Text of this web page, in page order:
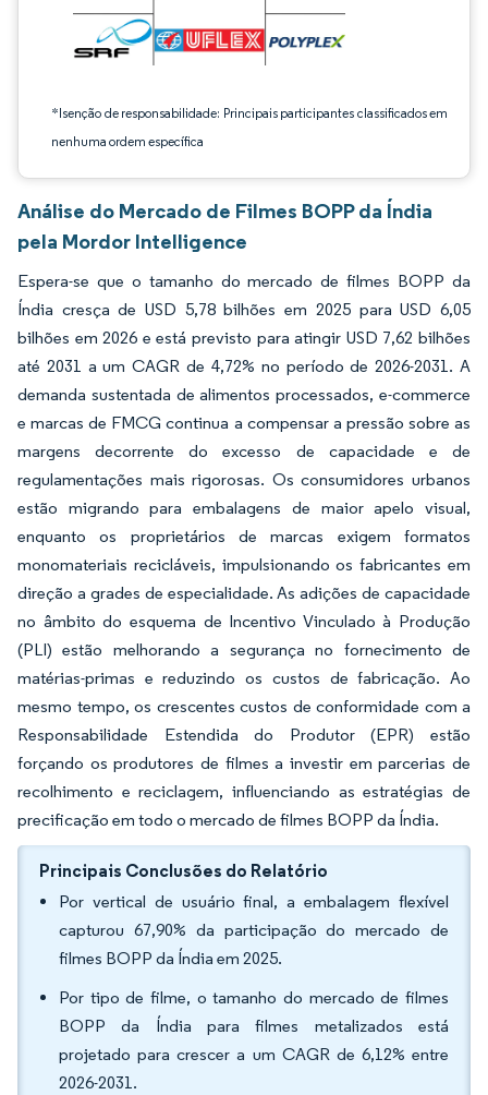
*Isenção de responsabilidade: Principais participantes classificados em
nenhuma ordem específica
Análise do Mercado de Filmes BOPP da Índia
pela Mordor Intelligence
Espera-se que o tamanho do mercado de filmes BOPP da
Índia cresça de USD 5,78 bilhões em 2025 para USD 6,05
bilhões em 2026 e está previsto para atingir USD 7,62 bilhões
até 2031 a um CAGR de 4,72% no período de 2026-2031. A
demanda sustentada de alimentos processados, e-commerce
e marcas de FMCG continua a compensar a pressão sobre as
margens decorrente do excesso de capacidade e de
regulamentações mais rigorosas. Os consumidores urbanos
estão migrando para embalagens de maior apelo visual,
enquanto os proprietários de marcas exigem formatos
monomateriais recicláveis, impulsionando os fabricantes em
direção a grades de especialidade. As adições de capacidade
no âmbito do esquema de Incentivo Vinculado à Produção
(PLI) estão melhorando a segurança no fornecimento de
matérias-primas e reduzindo os custos de fabricação. Ao
mesmo tempo, os crescentes custos de conformidade com a
Responsabilidade Estendida do Produtor (EPR) estão
forçando os produtores de filmes a investir em parcerias de
recolhimento e reciclagem, influenciando as estratégias de
precificação em todo o mercado de filmes BOPP da Índia.
Principais Conclusões do Relatório
Por vertical de usuário final, a embalagem flexível
capturou 67,90% da participação do mercado de
filmes BOPP da Índia em 2025.
Por tipo de filme, o tamanho do mercado de filmes
BOPP da Índia para filmes metalizados está
projetado para crescer a um CAGR de 6,12% entre
2026-2031.